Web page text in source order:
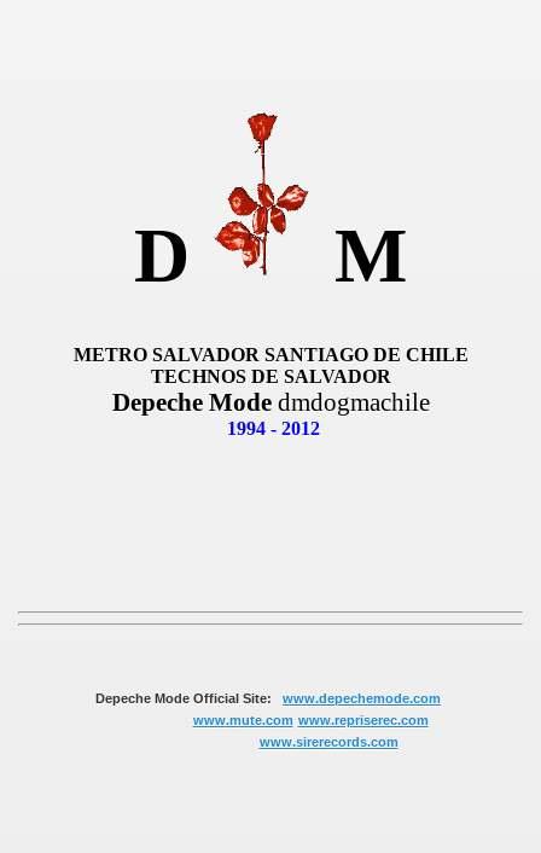
D M
METRO SALVADOR SANTIAGO DE CHILE
TECHNOS DE SALVADOR
Depeche Modedmdogmachile
1994 - 2012
Depeche Mode Official Site:
www.depechemode.com
www.mute.com www.repriserec.com
www.sirerecords.com